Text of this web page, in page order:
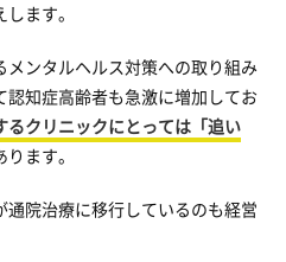
ます。
ンタルヘルス対策への取り組み
知症高齢者も急激に増加してお
クリニックにとっては「追い
ます。
院治療に移行しているのも経営